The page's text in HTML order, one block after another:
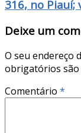
316, no Piauí;
Deixe um
O seu endereço
obrigatórios são
Comentário *